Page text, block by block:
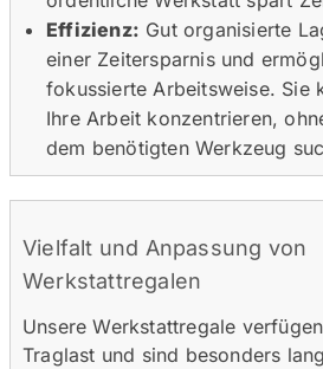
Effizienz: Gut organisierte
einer Zeitersparnis und
fokussierte Arbeitsweise. Sie
Ihre Arbeit konzentrieren,
dem benötigten Werkzeug
Vielfalt und Anpassung von
Werkstattregalen
Unsere Werkstattregale
Traglast und sind besonders